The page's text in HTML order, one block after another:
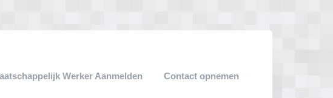
Werker Aanmelden Contact opnemen